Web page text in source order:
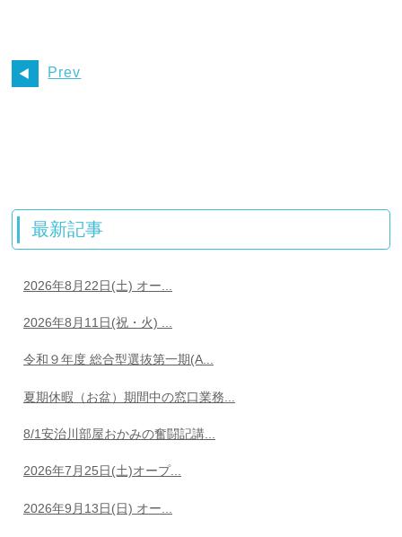
Prev
最新記事
2026年8月22日(土) オー...
2026年8月11日(祝・火) ...
令和９年度 総合型選抜第一期(A...
夏期休暇（お盆）期間中の窓口業務...
8/1安治川部屋おかみの奮闘記講...
2026年7月25日(土)オープ...
2026年9月13日(日) オー...